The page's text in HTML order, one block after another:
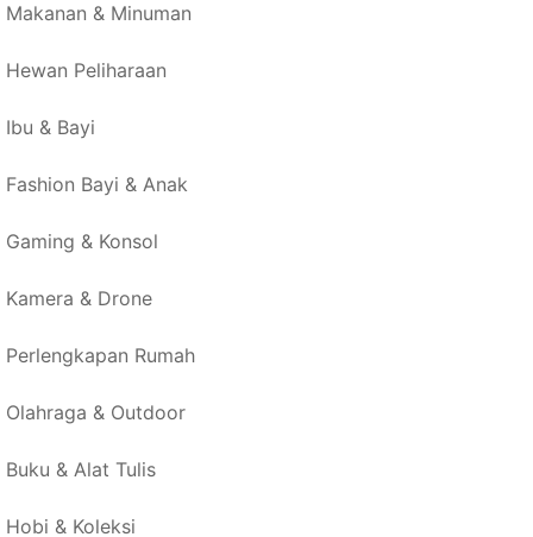
Makanan & Minuman
Hewan Peliharaan
Ibu & Bayi
Fashion Bayi & Anak
Gaming & Konsol
Kamera & Drone
Perlengkapan Rumah
Olahraga & Outdoor
Buku & Alat Tulis
Hobi & Koleksi